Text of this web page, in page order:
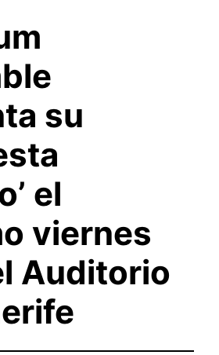
su
el
viernes
Auditorio